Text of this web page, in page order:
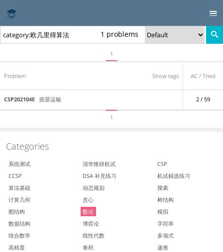
1 problems
1
Problem Show tags AC / Tried
CSP202104E 疫苗运输 2 / 59
1
Categories
系统测试 清华推研机试
CSP
CCSP
DSA 补充练习
机试精选练习
算法基础
动态规划
搜索
计算几何
贪心
树结构
图结构
数论
模拟
数据结构
博弈论
字符串
组合数学
线性代数
多项式
高精度
卷积
递推